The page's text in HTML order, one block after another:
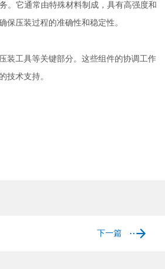
。它通常由特殊材料制成，具有高强度和
压装过程的准确性和稳定性。
工具等关键部分。这些组件的协调工作
技术支持。
下一篇